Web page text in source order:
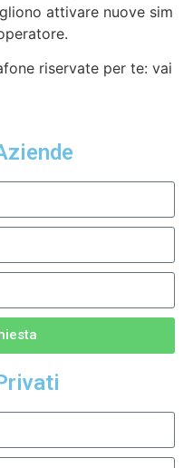
attivare nuove sim
riservate per te: vai